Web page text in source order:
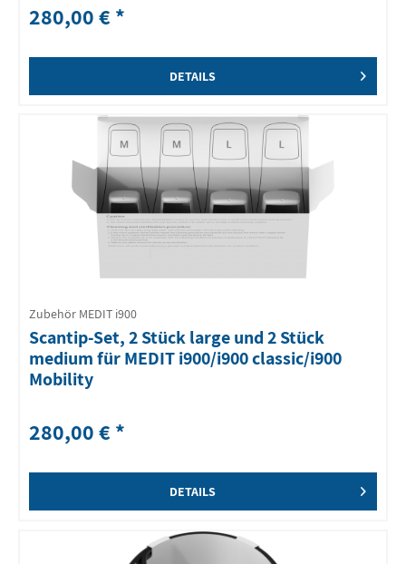
280,00 € *
DETAILS
Zubehör MEDIT i900
Scantip-Set, 2 Stück large und 2 Stück
medium für MEDIT i900/i900 classic/i900
Mobility
280,00 € *
DETAILS